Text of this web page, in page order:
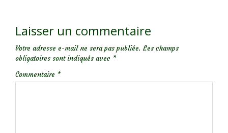
Laisser un commentaire
Votre adresse e-mail ne sera pas publiée. Les champs
obligatoires sont indiqués avec *
Commentaire *